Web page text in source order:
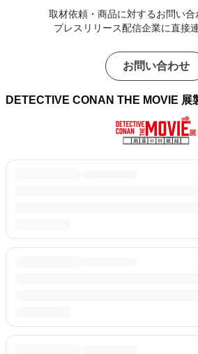
取材依頼・商品に対するお問い合
プレスリリース配信企業に直接
お問い合わせ
DETECTIVE CONAN THE MOVIE 展